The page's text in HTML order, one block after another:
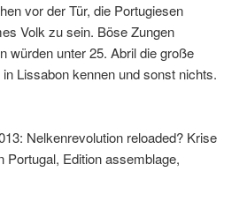
vor der Tür, die Portugiesen
Volk zu sein. Böse Zungen
würden unter 25. Abril die große
Lissabon kennen und sonst nichts.
Nelkenrevolution reloaded? Krise
Portugal, Edition assemblage,